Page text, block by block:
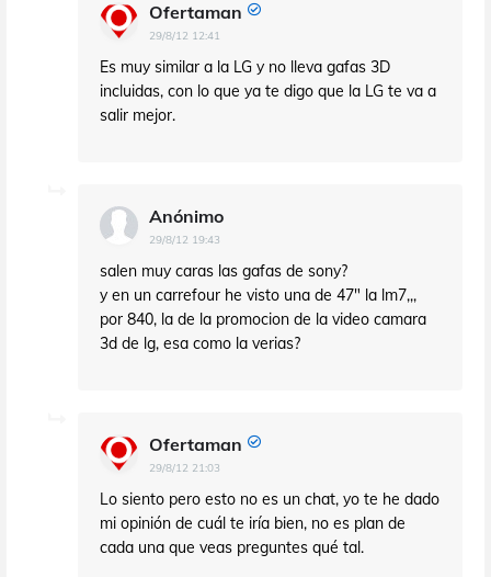
Ofertaman
29/8/12 12:41
Es muy similar a la LG y no lleva gafas 3D
incluidas, con lo que ya te digo que la LG te va a
salir mejor.
Anónimo
29/8/12 19:43
salen muy caras las gafas de sony?
y en un carrefour he visto una de 47" la lm7,,,
por 840, la de la promocion de la video camara
3d de lg, esa como la verias?
Ofertaman
29/8/12 21:03
Lo siento pero esto no es un chat, yo te he dado
mi opinión de cuál te iría bien, no es plan de
cada una que veas preguntes qué tal.